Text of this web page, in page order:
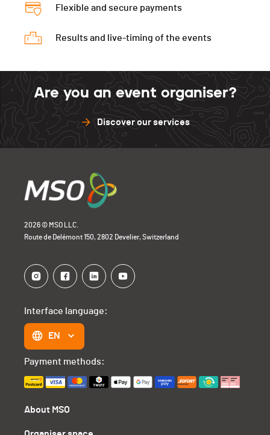
Flexible and secure payments
Results and live-timing of the events
Are you an event organiser?
Discover our services
2026 © MSO LLC.
Route de Delémont 150, 2802 Develier, Switzerland
About MSO
Interface language:
EN
Payment methods: